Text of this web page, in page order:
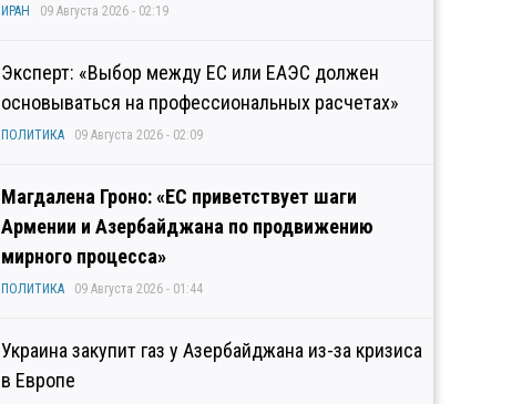
ИРАН 09 Августа 2026 - 02:19
Эксперт: «Выбор между ЕС или ЕАЭС должен
основываться на профессиональных расчетах»
ПОЛИТИКА 09 Августа 2026 - 02:09
Магдалена Гроно: «ЕС приветствует шаги
Армении и Азербайджана по продвижению
мирного процесса»
ПОЛИТИКА 09 Августа 2026 - 01:44
Украина закупит газ у Азербайджана из-за кризиса
в Европе